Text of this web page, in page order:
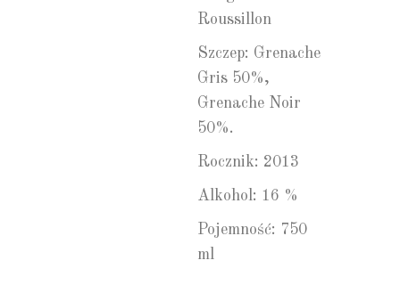
Roussillon
Szczep: Grenache
Gris 50%,
Grenache Noir
50%.
Rocznik: 2013
Alkohol: 16 %
Pojemność: 750
ml